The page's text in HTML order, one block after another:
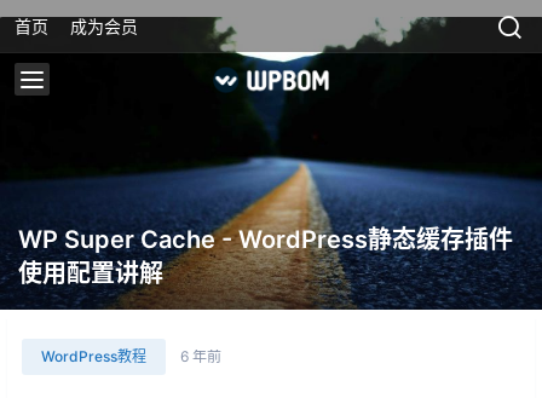
首页 成为会员
WP Super Cache - WordPress静态缓存插件
使用配置讲解
WordPress教程 6 年前